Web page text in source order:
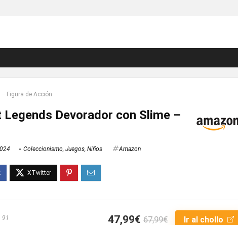
Figura de Acción
Devorador con Slime –
Coleccionismo, Juegos, Niños Amazon
91 47,99€ 67,99€ Ir al chollo